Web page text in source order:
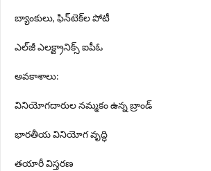
బ్యాంకులు, ఫిన్‌టెక్‌ల పోటీ
ఎల్‌జీ ఎలక్ట్రానిక్స్ ఐపీఓ
అవకాశాలు:
వినియోగదారుల నమ్మకం ఉన్న బ్రాండ్
భారతీయ వినియోగ వృద్ధి
తయారీ విస్తరణ